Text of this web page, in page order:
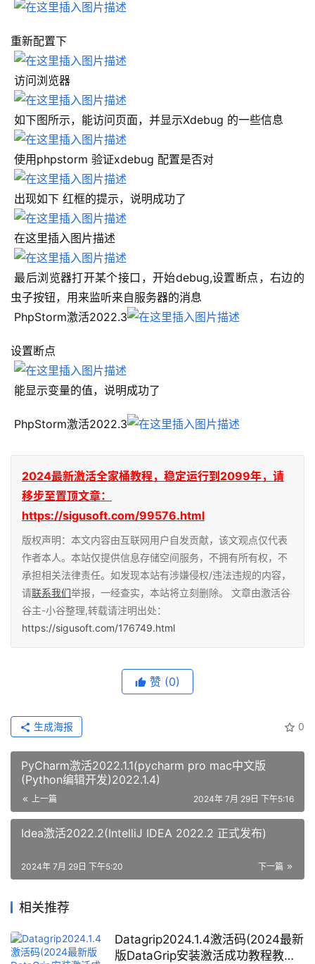
重新配置下
访问浏览器
如下图所示，能访问页面，并显示Xdebug 的一些信息
使用phpstorm 验证xdebug 配置是否对
出现如下 红框的提示，说明成功了
在这里插入图片描述
最后浏览器打开某个接口，开始debug,设置断点，右边的
虫子按钮，用来监听来自服务器的消息
PhpStorm激活2022.3
设置断点
能显示变量的值，说明成功了
PhpStorm激活2022.3
2024最新激活全家桶教程，稳定运行到2099年，请
移步至置顶文章：
https://sigusoft.com/99576.html
版权声明：本文内容由互联网用户自发贡献，该文观点仅代表
作者本人。本站仅提供信息存储空间服务，不拥有所有权，不
承担相关法律责任。如发现本站有涉嫌侵权/违法违规的内容，
请联系我们举报，一经查实，本站将立刻删除。 文章由激活谷
谷主-小谷整理,转载请注明出处：
https://sigusoft.com/176749.html
赞 (0)
0
生成海报
PyCharm激活2022.1.1(pycharm pro mac中文版
(Python编辑开发)2022.1.4)
上一篇 2024年 7月 29日 下午5:16
Idea激活2022.2(IntelliJ IDEA 2022.2 正式发布)
下一篇
2024年 7月 29日 下午5:20
相关推荐
Datagrip2024.1.4激活码(2024最新
版DataGrip安装激活成功教程教